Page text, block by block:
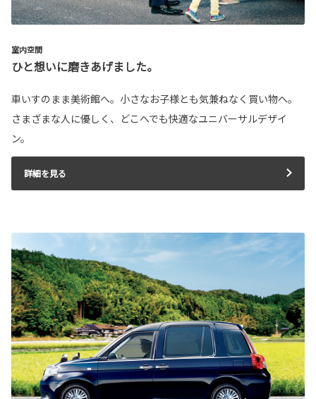
室内空間
ひと想いに磨きあげました。
車いすのまま美術館へ。小さなお子様とも気兼ねなく買い物へ。
さまざまな人に優しく、どこへでも快適なユニバーサルデザイ
ン。
詳細を見る